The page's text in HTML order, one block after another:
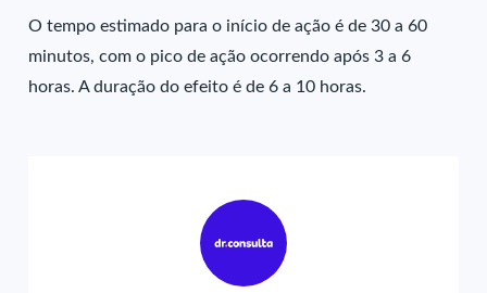
O tempo estimado para o início de ação é de 30 a 60
minutos, com o pico de ação ocorrendo após 3 a 6
horas. A duração do efeito é de 6 a 10 horas.